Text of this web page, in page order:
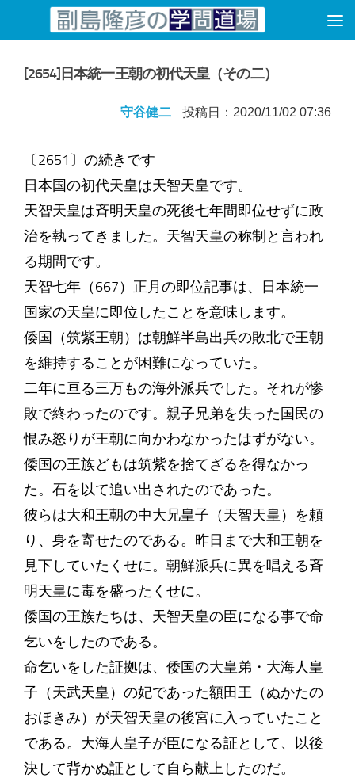
コンテンツへスキップ
[2654]日本統一王朝の初代天皇（その二）
守谷健二 投稿日：2020/11/02 07:36
〔2651〕の続きです
日本国の初代天皇は天智天皇です。
天智天皇は斉明天皇の死後七年間即位せずに政
治を執ってきました。天智天皇の称制と言われ
る期間です。
天智七年（667）正月の即位記事は、日本統一
国家の天皇に即位したことを意味します。
倭国（筑紫王朝）は朝鮮半島出兵の敗北で王朝
を維持することが困難になっていた。
二年に亘る三万もの海外派兵でした。それが惨
敗で終わったのです。親子兄弟を失った国民の
恨み怒りが王朝に向かわなかったはずがない。
倭国の王族どもは筑紫を捨てざるを得なかっ
た。石を以て追い出されたのであった。
彼らは大和王朝の中大兄皇子（天智天皇）を頼
り、身を寄せたのである。昨日まで大和王朝を
見下していたくせに。朝鮮派兵に異を唱える斉
明天皇に毒を盛ったくせに。
倭国の王族たちは、天智天皇の臣になる事で命
乞いをしたのである。
命乞いをした証拠は、倭国の大皇弟・大海人皇
子（天武天皇）の妃であった額田王（ぬかたの
おほきみ）が天智天皇の後宮に入っていたこと
である。大海人皇子が臣になる証として、以後
決して背かぬ証として自ら献上したのだ。